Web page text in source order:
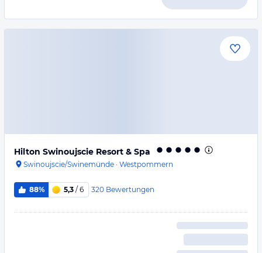
Hilton Swinoujscie Resort & Spa
Swinoujscie/Swinemünde · Westpommern
88% 5,3 / 6 320 Bewertungen